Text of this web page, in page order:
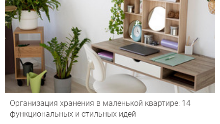
Организация хранения в маленькой квартире: 14
функциональных и стильных идей